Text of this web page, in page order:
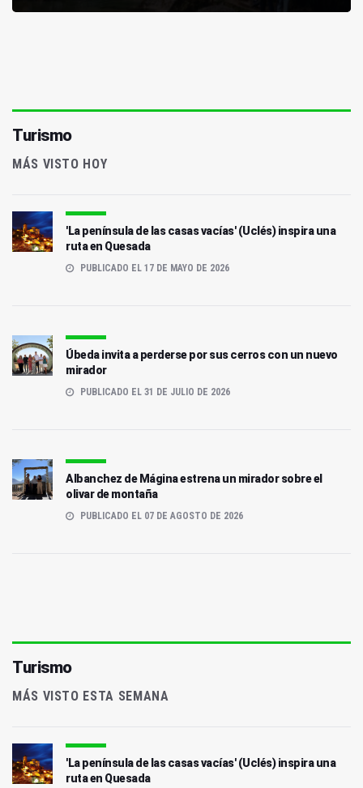
Turismo
MÁS VISTO HOY
'La península de las casas vacías' (Uclés) inspira una
ruta en Quesada
PUBLICADO EL 17 DE MAYO DE 2026
Úbeda invita a perderse por sus cerros con un nuevo
mirador
PUBLICADO EL 31 DE JULIO DE 2026
Albanchez de Mágina estrena un mirador sobre el
olivar de montaña
PUBLICADO EL 07 DE AGOSTO DE 2026
Turismo
MÁS VISTO ESTA SEMANA
'La península de las casas vacías' (Uclés) inspira una
ruta en Quesada